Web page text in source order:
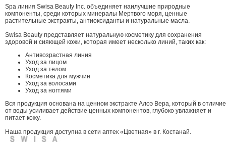
Spa линия Swisa Beauty Inc. объединяет наилучшие природные
компоненты, среди которых минералы Мертвого моря, ценные
растительные экстракты, антиоксиданты и натуральные масла.
Swisa Beauty представляет натуральную косметику для сохранения
здоровой и сияющей кожи, которая имеет несколько линий, таких как:
Антивозрастная линия
Уход за лицом
Уход за телом
Косметика для мужчин
Уход за волосами
Уход за ногтями
Вся продукция основана на ценном экстракте Алоэ Вера, который в отличие
от воды усиливает действие ценных компонентов, глубоко увлажняет и
питает кожу.
Наша продукция доступна в сети аптек «Цветная» в г. Костанай.